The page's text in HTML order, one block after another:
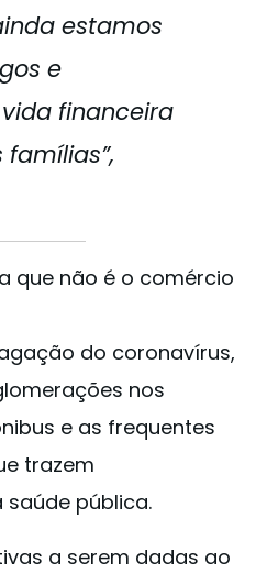
estamos
e
financeira
que não é o comércio
do coronavírus,
nos
e as frequentes
trazem
pública.
a serem dadas ao